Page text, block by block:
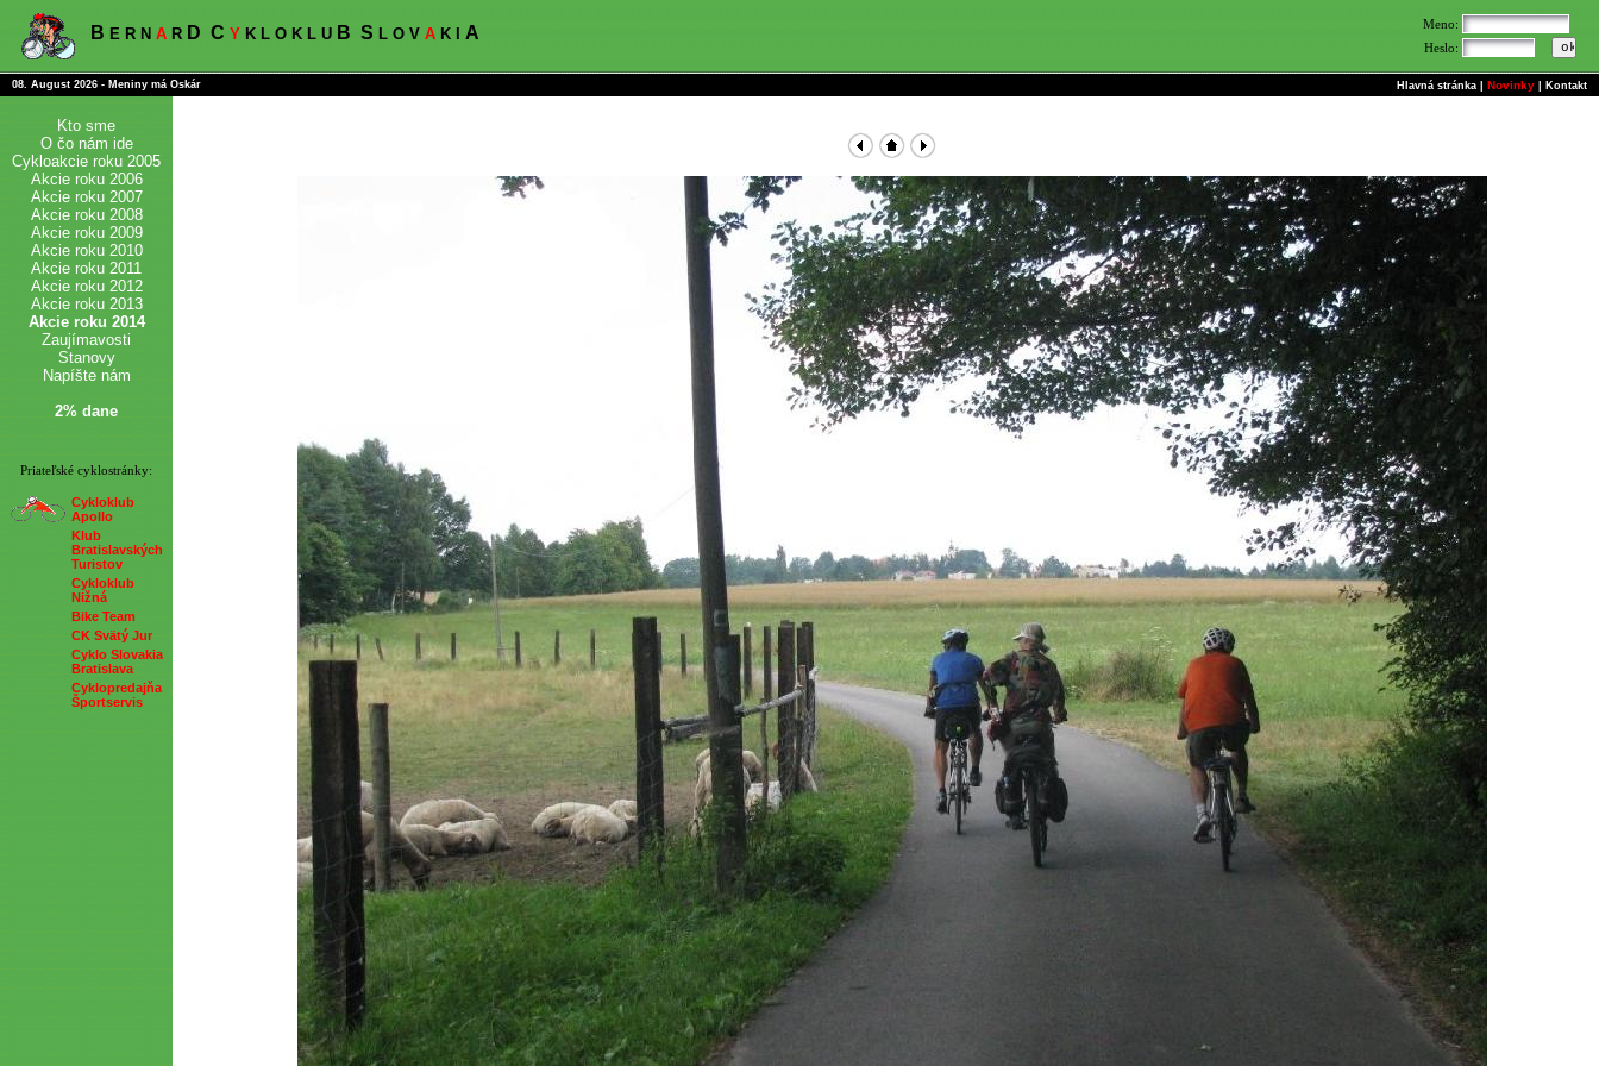
B E R N A R D C Y K L O K L U B S L O V A K I A
Meno:
Heslo:
08. August 2026 - Meniny má Oskár Hlavná stránka Novinky Kontakt
Kto sme
O čo nám ide
Cykloakcie roku 2005
Akcie roku 2006
Akcie roku 2007
Akcie roku 2008
Akcie roku 2009
Akcie roku 2010
Akcie roku 2011
Akcie roku 2012
Akcie roku 2013
Akcie roku 2014
Zaujímavosti
Stanovy
Napíšte nám
2% dane
Priateľské cyklostránky:
Cykloklub
Apollo
Klub
Bratislavských
Turistov
Cykloklub
Nižná
Bike Team
CK Svätý Jur
Cyklo Slovakia
Bratislava
Cyklopredajňa
Športservis